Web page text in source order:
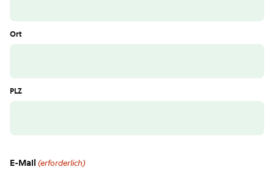
Ort
PLZ
E-Mail (erforderlich)